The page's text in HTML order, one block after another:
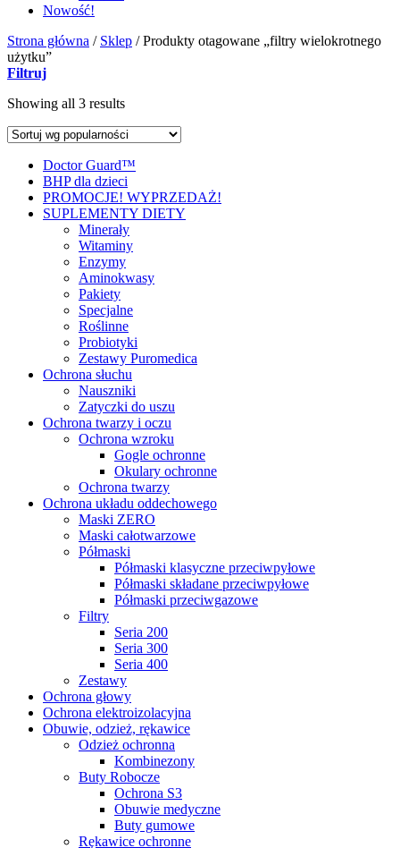
Nowość!
Strona główna / Sklep /Produkty otagowane „filtry wielokrotnego
użytku”
Filtruj
Showing all 3 results
Doctor Guard™
BHP dla dzieci
PROMOCJE! WYPRZEDAŻ!
SUPLEMENTY DIETY
Minerały
Witaminy
Enzymy
Aminokwasy
Pakiety
Specjalne
Roślinne
Probiotyki
Zestawy Puromedica
Ochrona słuchu
Nauszniki
Zatyczki do uszu
Ochrona twarzy i oczu
Ochrona wzroku
Gogle ochronne
Okulary ochronne
Ochrona twarzy
Ochrona układu oddechowego
Maski ZERO
Maski całotwarzowe
Półmaski
Półmaski klasyczne przeciwpyłowe
Półmaski składane przeciwpyłowe
Półmaski przeciwgazowe
Filtry
Seria 200
Seria 300
Seria 400
Zestawy
Ochrona głowy
Ochrona elektroizolacyjna
Obuwie, odzież, rękawice
Odzież ochronna
Kombinezony
Buty Robocze
Ochrona S3
Obuwie medyczne
Buty gumowe
Rękawice ochronne